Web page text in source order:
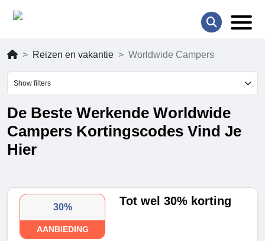
Reizen en vakantie Worldwide Campers
Show filters
De Beste Werkende Worldwide
Campers Kortingscodes Vind Je
Hier
30%
AANBIEDING
Tot wel 30% korting